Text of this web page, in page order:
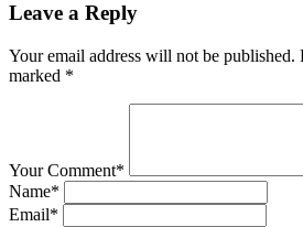
Leave a Reply
Your email address will not be published.
marked *
Your Comment*
Name*
Email*